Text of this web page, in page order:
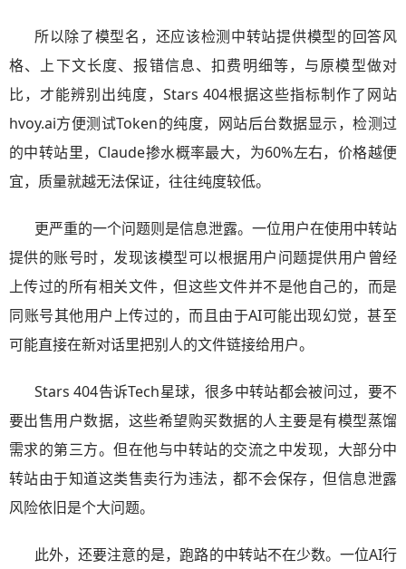
所以除了模型名，还应该检测中转站提供模型的回答风
格、上下文长度、报错信息、扣费明细等，与原模型做对
比，才能辨别出纯度，Stars 404根据这些指标制作了网站
hvoy.ai方便测试Token的纯度，网站后台数据显示，检测过
的中转站里，Claude掺水概率最大，为60%左右，价格越便
宜，质量就越无法保证，往往纯度较低。
更严重的一个问题则是信息泄露。一位用户在使用中转站
提供的账号时，发现该模型可以根据用户问题提供用户曾经
上传过的所有相关文件，但这些文件并不是他自己的，而是
同账号其他用户上传过的，而且由于AI可能出现幻觉，甚至
可能直接在新对话里把别人的文件链接给用户。
Stars 404告诉Tech星球，很多中转站都会被问过，要不
要出售用户数据，这些希望购买数据的人主要是有模型蒸馏
需求的第三方。但在他与中转站的交流之中发现，大部分中
转站由于知道这类售卖行为违法，都不会保存，但信息泄露
风险依旧是个大问题。
此外，还要注意的是，跑路的中转站不在少数。一位AI行